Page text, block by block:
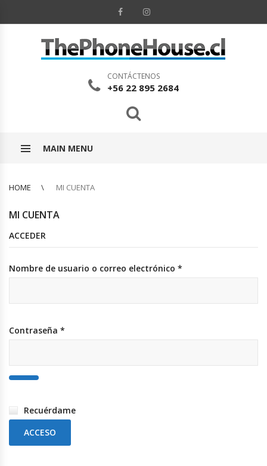
CONTÁCTENOS
+56 22 895 2684
MAIN MENU
HOME MI CUENTA
MI CUENTA
ACCEDER
Nombre de usuario o correo electrónico *
Contraseña *
Recuérdame
ACCESO